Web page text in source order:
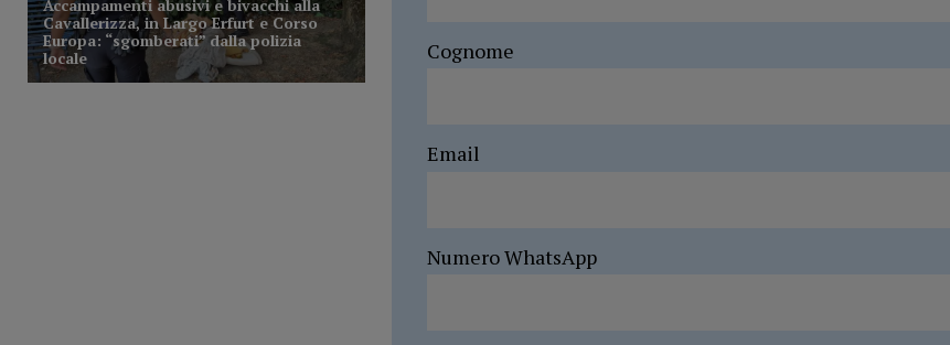
Cognome
Email
Numero WhatsApp